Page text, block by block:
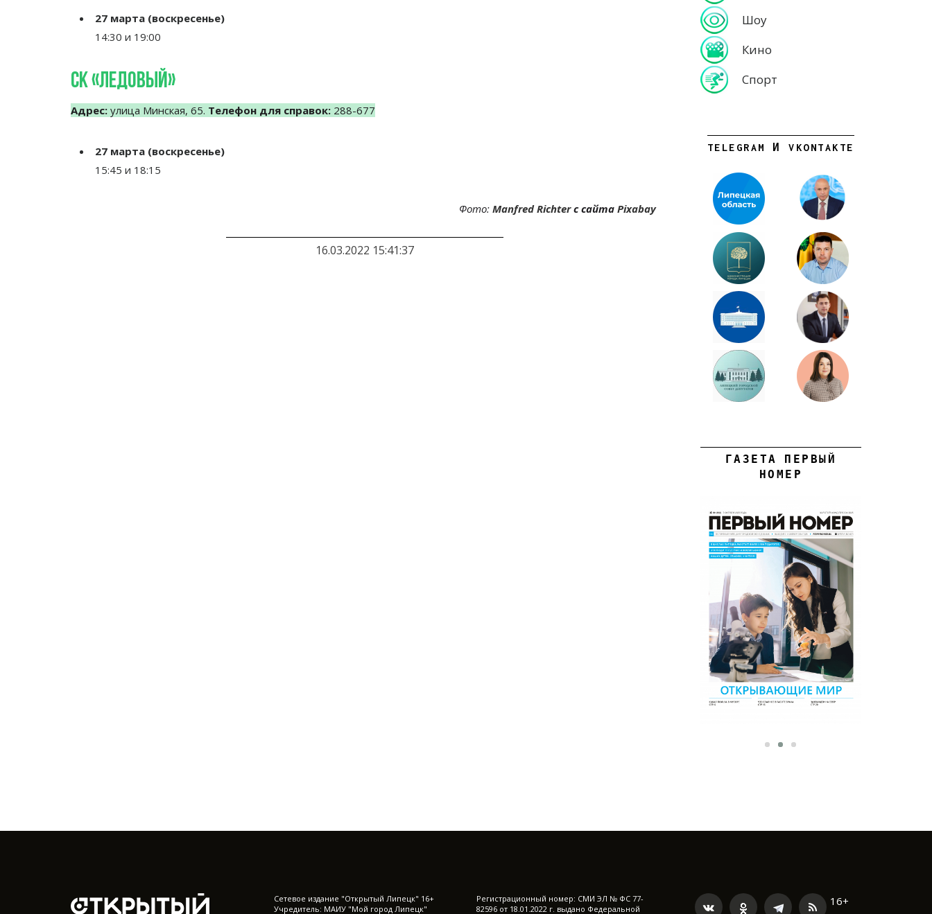
27 марта (воскресенье)
14:30 и 19:00
Ск «Ледовый»
Адрес: улица Минская, 65. Телефон для справок: 288-677
27 марта (воскресенье)
15:45 и 18:15
Фото: Manfred Richterс сайта Pixabay
16.03.2022 15:41:37
Шоу
Кино
Спорт
TELEGRAM И VKONTAKTE
ГАЗЕТА ПЕРВЫЙ
НОМЕР
Cетевое издание "Открытый Липецк" 16+
Учредитель: МАИУ "Мой город Липецк"
Регистрационный номер: СМИ ЭЛ № ФС 77-
82596 от 18.01.2022 г. выдано Федеральной
16+